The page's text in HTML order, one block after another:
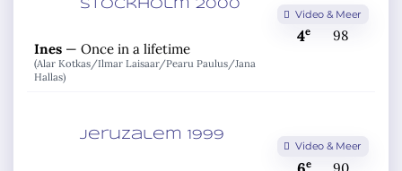
Stockholm 2000
Ines— Once in a lifetime
(Alar Kotkas/Ilmar Laisaar/Pearu Paulus/Jana
Hallas)
Video & Meer
4e 98
Jeruzalem 1999
Video & Meer
e